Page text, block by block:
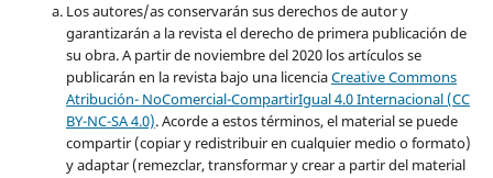
Los autores/as conservarán sus derechos de autor y
garantizarán a la revista el derecho de primera publicación de
su obra. A partir de noviembre del 2020 los artículos se
publicarán en la revista bajo una licenciaCreative Commons
Atribución- NoComercial-CompartirIgual 4.0 Internacional (CC
BY-NC-SA 4.0). Acorde a estos términos, el material se puede
compartir (copiar y redistribuir en cualquier medio o formato)
y adaptar (remezclar, transformar y crear a partir del material